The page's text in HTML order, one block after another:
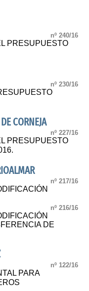
nº 240/16
PRESUPUESTO
nº 230/16
CORNEJA
nº 227/16
PRESUPUESTO
nº 217/16
nº 216/16
DE
nº 122/16
PARA